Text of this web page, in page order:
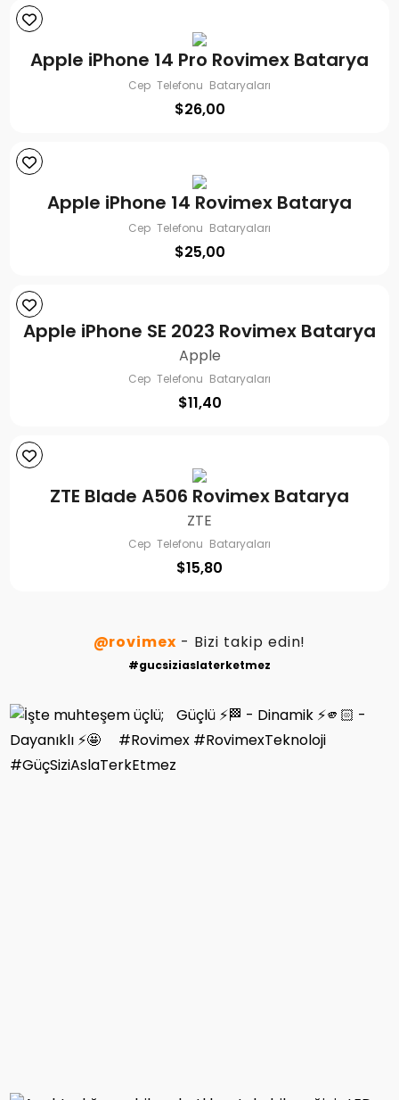
Apple iPhone 14 Pro Rovimex Batarya
Cep Telefonu Bataryaları
$26,00
Apple iPhone 14 Rovimex Batarya
Cep Telefonu Bataryaları
$25,00
Apple iPhone SE 2023 Rovimex Batarya
Apple
Cep Telefonu Bataryaları
$11,40
ZTE Blade A506 Rovimex Batarya
ZTE
Cep Telefonu Bataryaları
$15,80
@rovimex - Bizi takip edin!
#gucsiziaslaterketmez